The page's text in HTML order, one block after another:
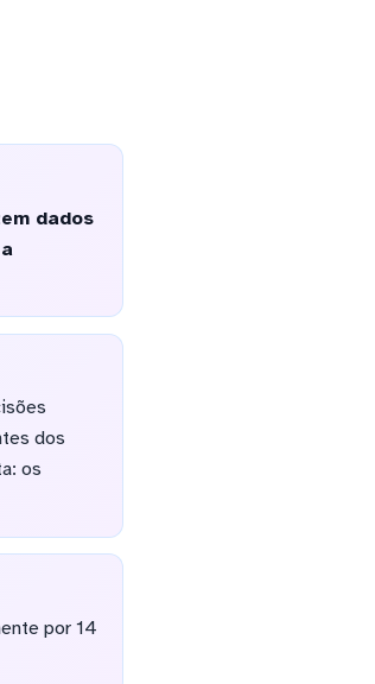
dados
dos
os
por 14